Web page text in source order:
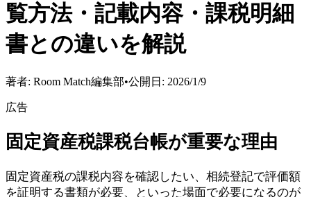
覧方法・記載内容・課税明細
書との違いを解説
著者: Room Match編集部•公開日: 2026/1/9
広告
固定資産税課税台帳が重要な理由
固定資産税の課税内容を確認したい、相続登記で評価額
を証明する書類が必要、といった場面で必要になるのが